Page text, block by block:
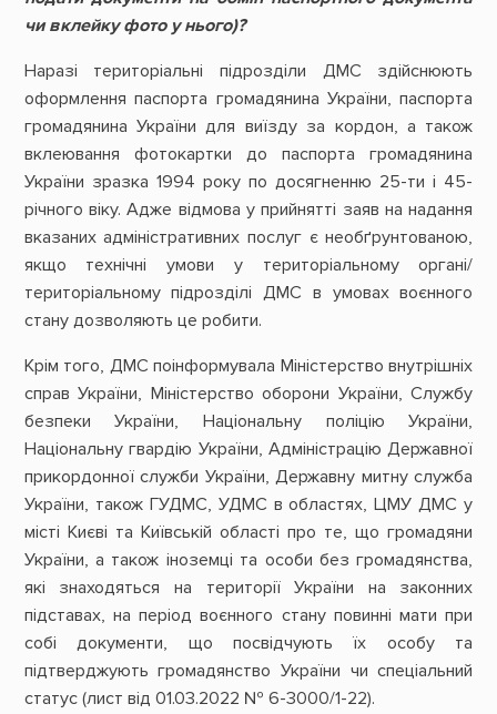
чи вклейку фото у нього)?
Наразі територіальні підрозділи ДМС здійснюють
оформлення паспорта громадянина України, паспорта
громадянина України для виїзду за кордон, а також
вклеювання фотокартки до паспорта громадянина
України зразка 1994 року по досягненню 25-ти і 45-
річного віку. Адже відмова у прийнятті заяв на надання
вказаних адміністративних послуг є необґрунтованою,
якщо технічні умови у територіальному органі/
територіальному підрозділі ДМС в умовах воєнного
стану дозволяють це робити.
Крім того, ДМС поінформувала Міністерство внутрішніх
справ України, Міністерство оборони України, Службу
безпеки України, Національну поліцію України,
Національну гвардію України, Адміністрацію Державної
прикордонної служби України, Державну митну служба
України, також ГУДМС, УДМС в областях, ЦМУ ДМС у
місті Києві та Київській області про те, що громадяни
України, а також іноземці та особи без громадянства,
які знаходяться на території України на законних
підставах, на період воєнного стану повинні мати при
собі документи, що посвідчують їх особу та
підтверджують громадянство України чи спеціальний
статус (лист від 01.03.2022 № 6-3000/1-22).